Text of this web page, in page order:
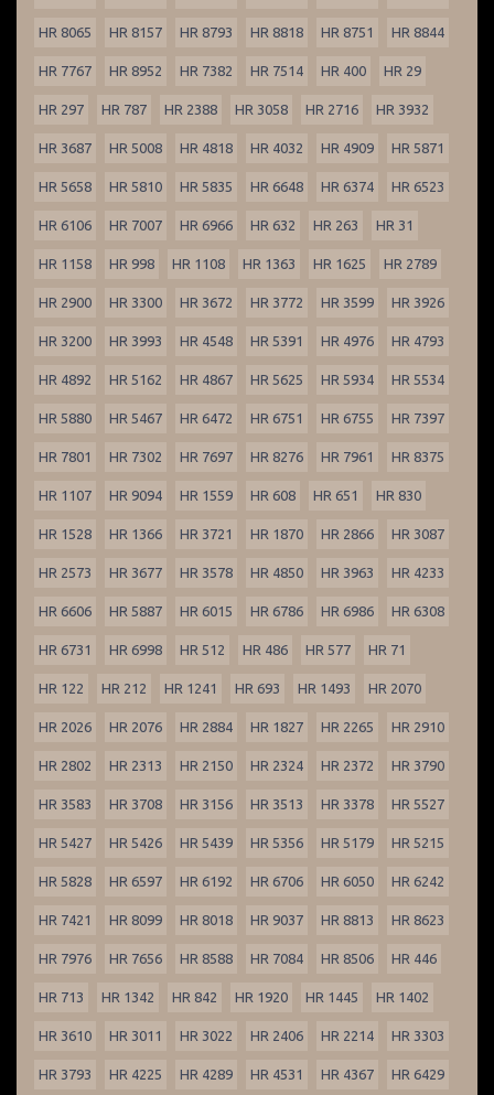
HR 8065 HR 8157 HR 8793 HR 8818 HR 8751 HR 8844
HR 7767 HR 8952 HR 7382 HR 7514 HR 400 HR 29
HR 297 HR 787 HR 2388 HR 3058 HR 2716 HR 3932
HR 3687 HR 5008 HR 4818 HR 4032 HR 4909 HR 5871
HR 5658 HR 5810 HR 5835 HR 6648 HR 6374 HR 6523
HR 6106 HR 7007 HR 6966 HR 632 HR 263 HR 31
HR 1158 HR 998 HR 1108 HR 1363 HR 1625 HR 2789
HR 2900 HR 3300 HR 3672 HR 3772 HR 3599 HR 3926
HR 3200 HR 3993 HR 4548 HR 5391 HR 4976 HR 4793
HR 4892 HR 5162 HR 4867 HR 5625 HR 5934 HR 5534
HR 5880 HR 5467 HR 6472 HR 6751 HR 6755 HR 7397
HR 7801 HR 7302 HR 7697 HR 8276 HR 7961 HR 8375
HR 1107 HR 9094 HR 1559 HR 608 HR 651 HR 830
HR 1528 HR 1366 HR 3721 HR 1870 HR 2866 HR 3087
HR 2573 HR 3677 HR 3578 HR 4850 HR 3963 HR 4233
HR 6606 HR 5887 HR 6015 HR 6786 HR 6986 HR 6308
HR 6731 HR 6998 HR 512 HR 486 HR 577 HR 71
HR 122 HR 212 HR 1241 HR 693 HR 1493 HR 2070
HR 2026 HR 2076 HR 2884 HR 1827 HR 2265 HR 2910
HR 2802 HR 2313 HR 2150 HR 2324 HR 2372 HR 3790
HR 3583 HR 3708 HR 3156 HR 3513 HR 3378 HR 5527
HR 5427 HR 5426 HR 5439 HR 5356 HR 5179 HR 5215
HR 5828 HR 6597 HR 6192 HR 6706 HR 6050 HR 6242
HR 7421 HR 8099 HR 8018 HR 9037 HR 8813 HR 8623
HR 7976 HR 7656 HR 8588 HR 7084 HR 8506 HR 446
HR 713 HR 1342 HR 842 HR 1920 HR 1445 HR 1402
HR 3610 HR 3011 HR 3022 HR 2406 HR 2214 HR 3303
HR 3793 HR 4225 HR 4289 HR 4531 HR 4367 HR 6429